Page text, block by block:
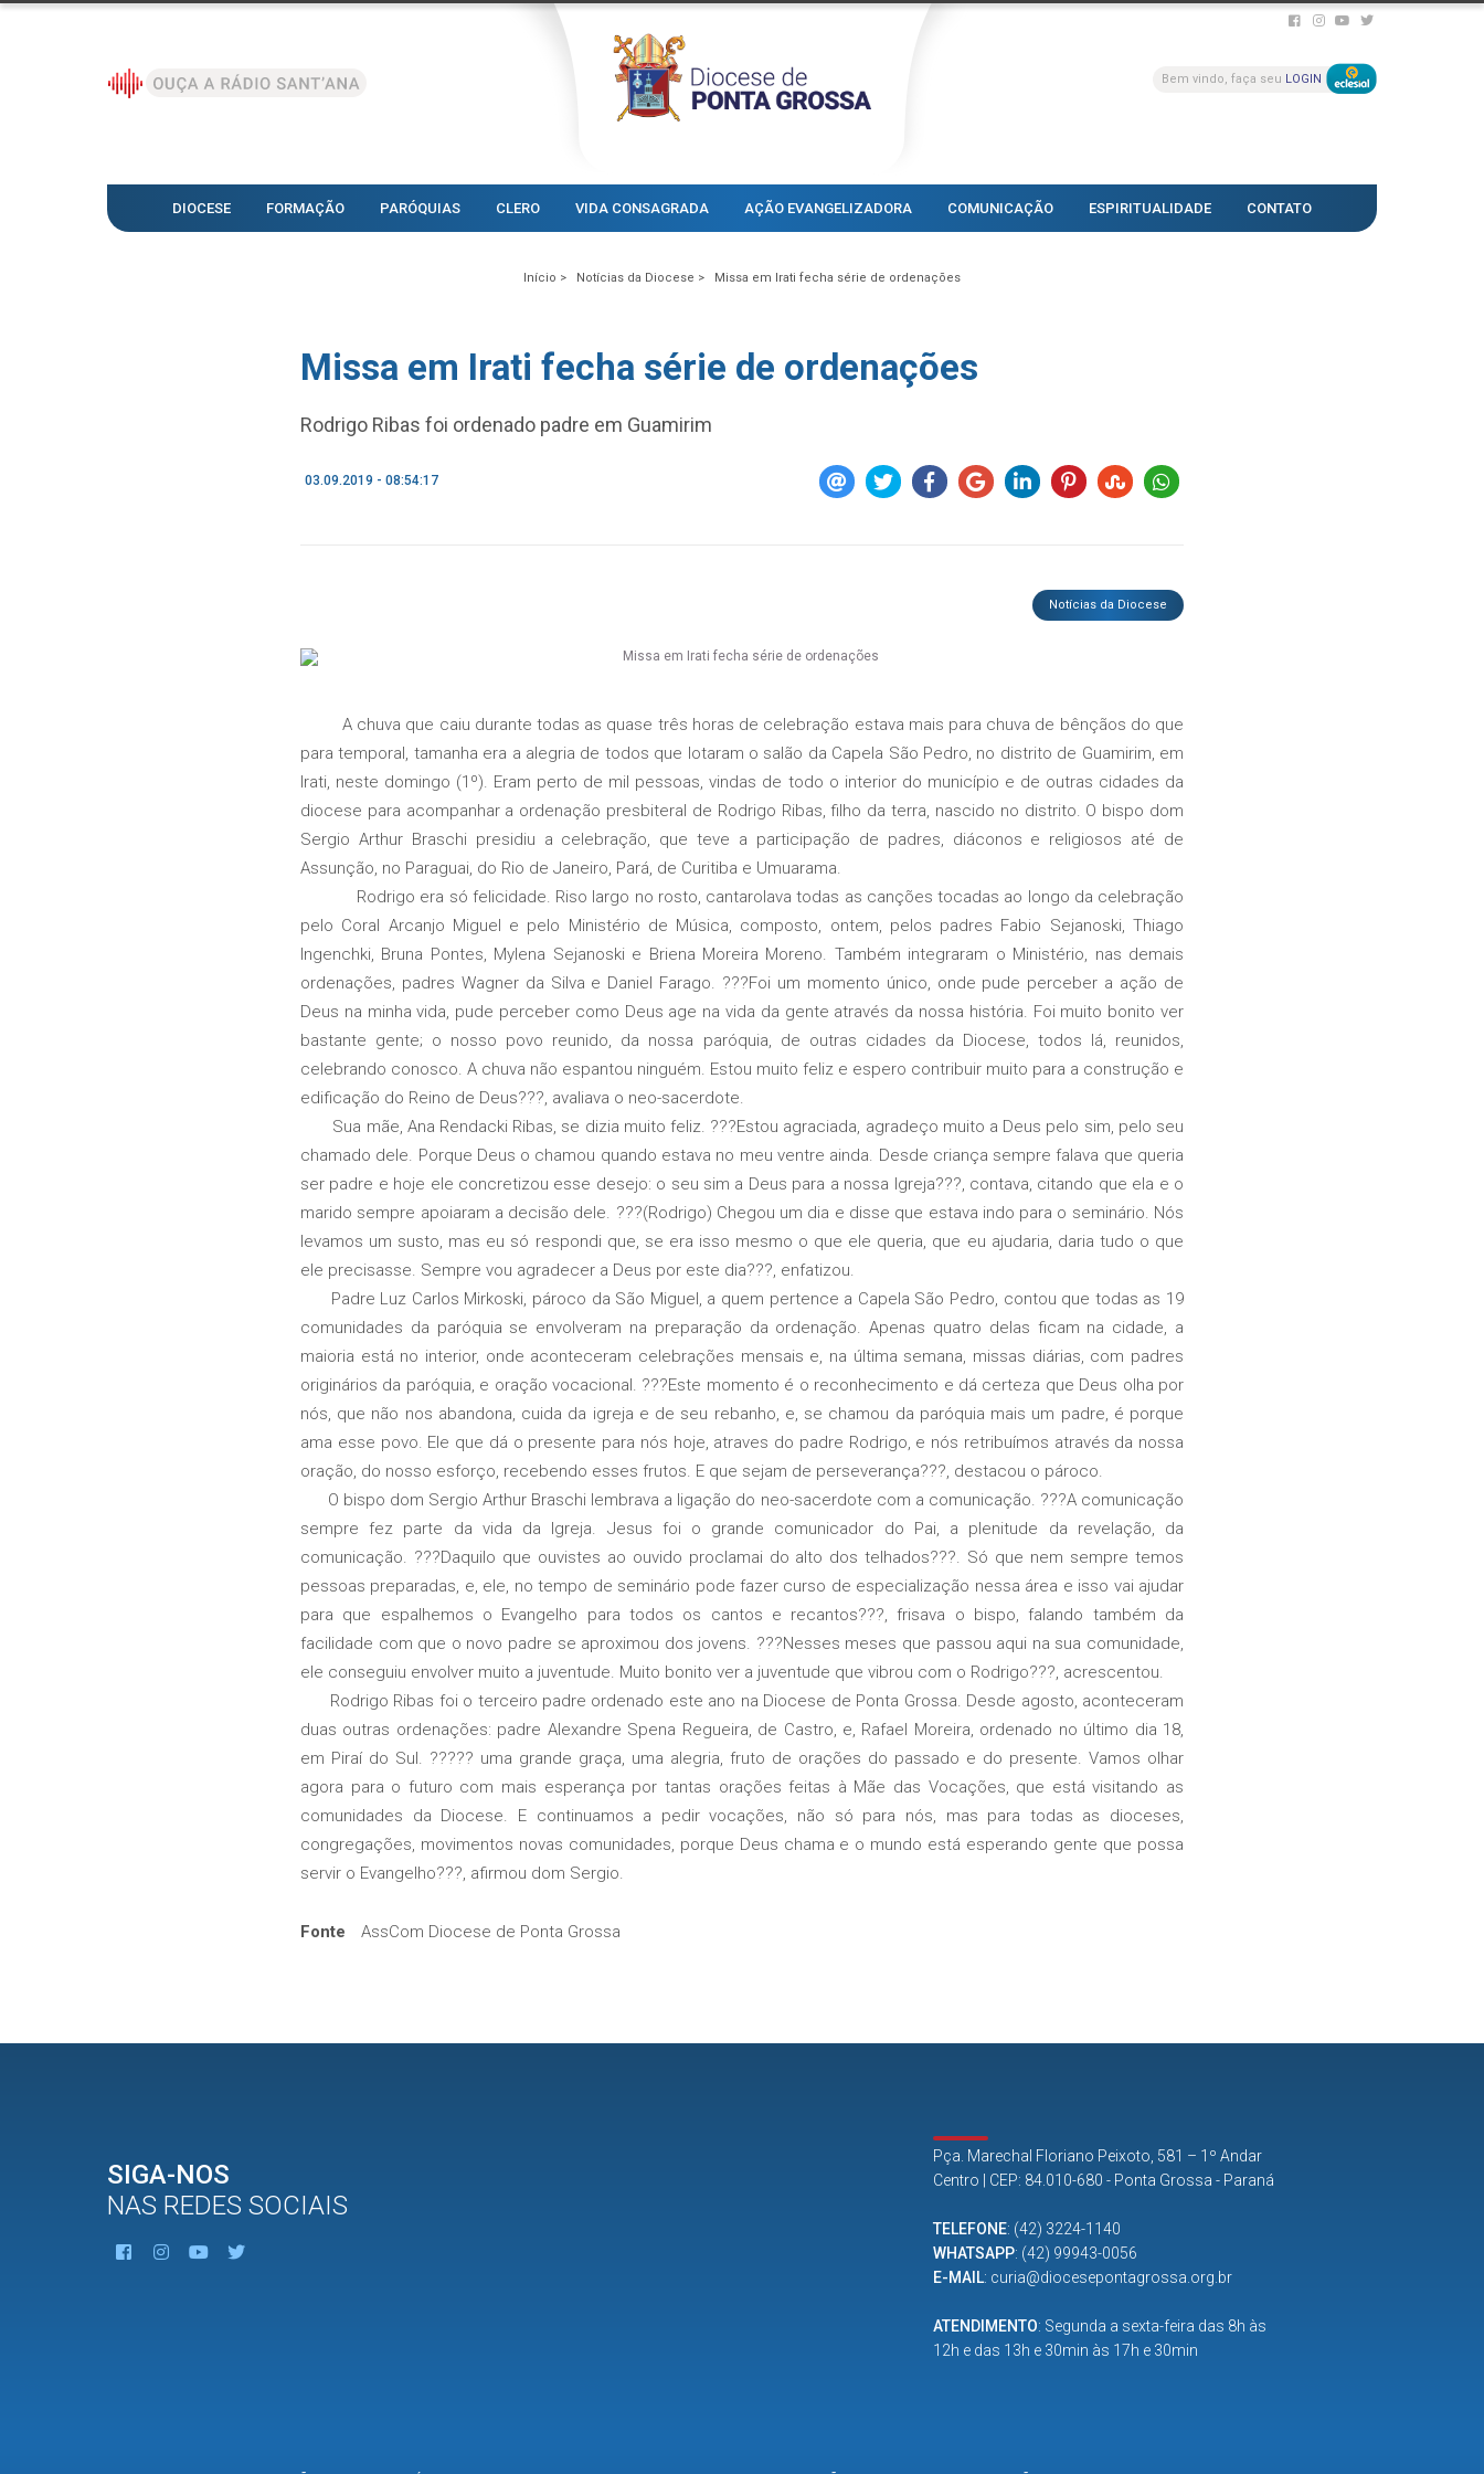
Bem vindo, faça seu LOGIN
DIOCESE FORMAÇÃO PARÓQUIAS CLERO VIDA CONSAGRADA AÇÃO EVANGELIZADORA COMUNICAÇÃO ESPIRITUALIDADE CONTATO
Início > Notícias da Diocese > Missa em Irati fecha série de ordenações
Missa em Irati fecha série de ordenações
Rodrigo Ribas foi ordenado padre em Guamirim
03.09.2019 - 08:54:17
Notícias da Diocese
A chuva que caiu durante todas as quase três horas de celebração estava mais para chuva de bênçãos do que
para temporal, tamanha era a alegria de todos que lotaram o salão da Capela São Pedro, no distrito de Guamirim, em
Irati, neste domingo (1º). Eram perto de mil pessoas, vindas de todo o interior do município e de outras cidades da
diocese para acompanhar a ordenação presbiteral de Rodrigo Ribas, filho da terra, nascido no distrito. O bispo dom
Sergio Arthur Braschi presidiu a celebração, que teve a participação de padres, diáconos e religiosos até de
Assunção, no Paraguai, do Rio de Janeiro, Pará, de Curitiba e Umuarama.
Rodrigo era só felicidade. Riso largo no rosto, cantarolava todas as canções tocadas ao longo da celebração
pelo Coral Arcanjo Miguel e pelo Ministério de Música, composto, ontem, pelos padres Fabio Sejanoski, Thiago
Ingenchki, Bruna Pontes, Mylena Sejanoski e Briena Moreira Moreno. Também integraram o Ministério, nas demais
ordenações, padres Wagner da Silva e Daniel Farago. ???Foi um momento único, onde pude perceber a ação de
Deus na minha vida, pude perceber como Deus age na vida da gente através da nossa história. Foi muito bonito ver
bastante gente; o nosso povo reunido, da nossa paróquia, de outras cidades da Diocese, todos lá, reunidos,
celebrando conosco. A chuva não espantou ninguém. Estou muito feliz e espero contribuir muito para a construção e
edificação do Reino de Deus???, avaliava o neo-sacerdote.
Sua mãe, Ana Rendacki Ribas, se dizia muito feliz. ???Estou agraciada, agradeço muito a Deus pelo sim, pelo seu
chamado dele. Porque Deus o chamou quando estava no meu ventre ainda. Desde criança sempre falava que queria
ser padre e hoje ele concretizou esse desejo: o seu sim a Deus para a nossa Igreja???, contava, citando que ela e o
marido sempre apoiaram a decisão dele. ???(Rodrigo) Chegou um dia e disse que estava indo para o seminário. Nós
levamos um susto, mas eu só respondi que, se era isso mesmo o que ele queria, que eu ajudaria, daria tudo o que
ele precisasse. Sempre vou agradecer a Deus por este dia???, enfatizou.
Padre Luz Carlos Mirkoski, pároco da São Miguel, a quem pertence a Capela São Pedro, contou que todas as 19
comunidades da paróquia se envolveram na preparação da ordenação. Apenas quatro delas ficam na cidade, a
maioria está no interior, onde aconteceram celebrações mensais e, na última semana, missas diárias, com padres
originários da paróquia, e oração vocacional. ???Este momento é o reconhecimento e dá certeza que Deus olha por
nós, que não nos abandona, cuida da igreja e de seu rebanho, e, se chamou da paróquia mais um padre, é porque
ama esse povo. Ele que dá o presente para nós hoje, atraves do padre Rodrigo, e nós retribuímos através da nossa
oração, do nosso esforço, recebendo esses frutos. E que sejam de perseverança???, destacou o pároco.
O bispo dom Sergio Arthur Braschi lembrava a ligação do neo-sacerdote com a comunicação. ???A comunicação
sempre fez parte da vida da Igreja. Jesus foi o grande comunicador do Pai, a plenitude da revelação, da
comunicação. ???Daquilo que ouvistes ao ouvido proclamai do alto dos telhados???. Só que nem sempre temos
pessoas preparadas, e, ele, no tempo de seminário pode fazer curso de especialização nessa área e isso vai ajudar
para que espalhemos o Evangelho para todos os cantos e recantos???, frisava o bispo, falando também da
facilidade com que o novo padre se aproximou dos jovens. ???Nesses meses que passou aqui na sua comunidade,
ele conseguiu envolver muito a juventude. Muito bonito ver a juventude que vibrou com o Rodrigo???, acrescentou.
Rodrigo Ribas foi o terceiro padre ordenado este ano na Diocese de Ponta Grossa. Desde agosto, aconteceram
duas outras ordenações: padre Alexandre Spena Regueira, de Castro, e, Rafael Moreira, ordenado no último dia 18,
em Piraí do Sul. ????? uma grande graça, uma alegria, fruto de orações do passado e do presente. Vamos olhar
agora para o futuro com mais esperança por tantas orações feitas à Mãe das Vocações, que está visitando as
comunidades da Diocese. E continuamos a pedir vocações, não só para nós, mas para todas as dioceses,
congregações, movimentos novas comunidades, porque Deus chama e o mundo está esperando gente que possa
servir o Evangelho???, afirmou dom Sergio.
Fonte AssCom Diocese de Ponta Grossa
SIGA-NOS
NAS REDES SOCIAIS
Pça. Marechal Floriano Peixoto, 581 – 1º Andar
Centro | CEP: 84.010-680 - Ponta Grossa - Paraná
TELEFONE: (42) 3224-1140
WHATSAPP: (42) 99943-0056
E-MAIL: curia@diocesepontagrossa.org.br
ATENDIMENTO: Segunda a sexta-feira das 8h às
12h e das 13h e 30min às 17h e 30min